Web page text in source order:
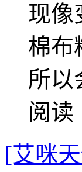
现像
棉布
所以
阅读
[艾咪